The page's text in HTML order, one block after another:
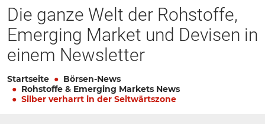
Die ganze Welt der Rohstoffe,
Emerging Market und Devisen in
einem Newsletter
Startseite
Börsen-News
Rohstoffe & Emerging Markets News
Silber verharrt in der Seitwärtszone